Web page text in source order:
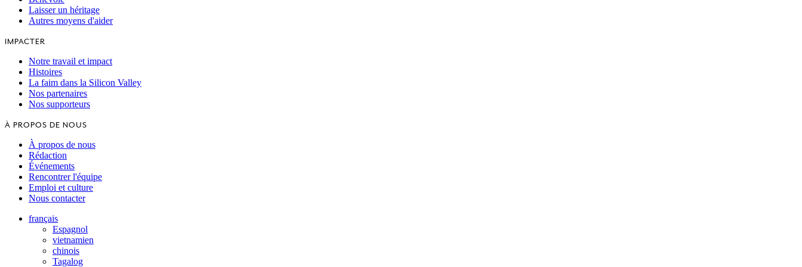
Laisser un héritage
Autres moyens d'aider
IMPACTER
Notre travail et impact
Histoires
La faim dans la Silicon Valley
Nos partenaires
Nos supporteurs
À PROPOS DE NOUS
À propos de nous
Rédaction
Événements
Rencontrer l'équipe
Emploi et culture
Nous contacter
français
Espagnol
vietnamien
chinois
Tagalog